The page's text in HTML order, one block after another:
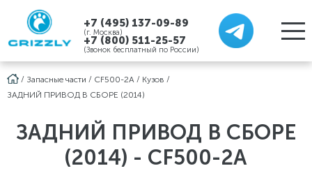
+7 (495) 137-09-89
(г. Москва)
+7 (800) 511-25-57
(Звонок бесплатный по России)
/ Запасные части / CF500-2A / Кузов /
ЗАДНИЙ ПРИВОД В СБОРЕ (2014)
ЗАДНИЙ ПРИВОД В СБОРЕ
(2014) - CF500-2A